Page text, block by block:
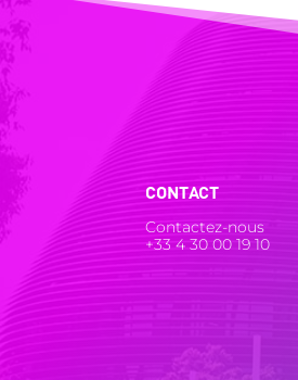
CONTACT
Contactez-nous
+33 4 30 00 19 10